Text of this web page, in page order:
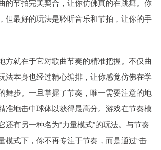
的节拍完美契合，让你仿佛真的在跳舞。你
但最好的玩法是聆听音乐和节拍，让你的手
方就在于它对歌曲节奏的精准把握。不仅曲
法本身也经过精心编排，让你感觉仿佛在学
舞步。一旦掌握了节奏，唯一需要注意的地
准地击中球体以获得最高分。游戏在节奏模
还有另一种名为“力量模式”的玩法。与节奏
模式下，你不再专注于节奏，而是通过“击